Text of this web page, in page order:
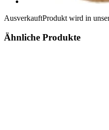
AusverkauftProdukt wird in
Ähnliche Produkte